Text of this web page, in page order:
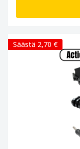
Säästä 2,70 €